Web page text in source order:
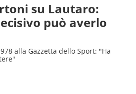
su Lautaro:
può averlo
alla Gazzetta dello Sport: "Ha